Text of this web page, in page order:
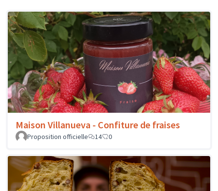
Maison Villanueva - Confiture de fraises
Proposition officielle 14 0